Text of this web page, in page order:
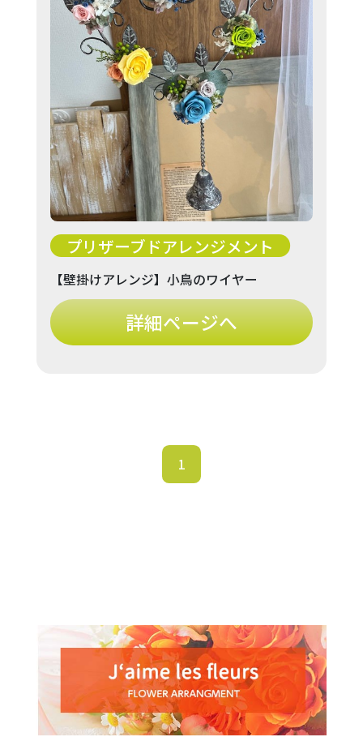
プリザーブドアレンジメント
【壁掛けアレンジ】小鳥のワイヤー
詳細ページへ
1